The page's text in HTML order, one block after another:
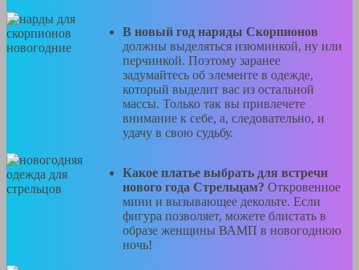
В новый год наряды Скорпионов
должны выделяться изюминкой, ну или
перчинкой. Поэтому заранее
задумайтесь об элементе в одежде,
который выделит вас из остальной
массы. Только так вы привлечете
внимание к себе, а, следовательно, и
удачу в свою судьбу.
Какое платье выбрать для встречи
нового года Стрельцам? Откровенное
мини и вызывающее декольте. Если
фигура позволяет, можете блистать в
образе женщины ВАМП в новогоднюю
ночь!